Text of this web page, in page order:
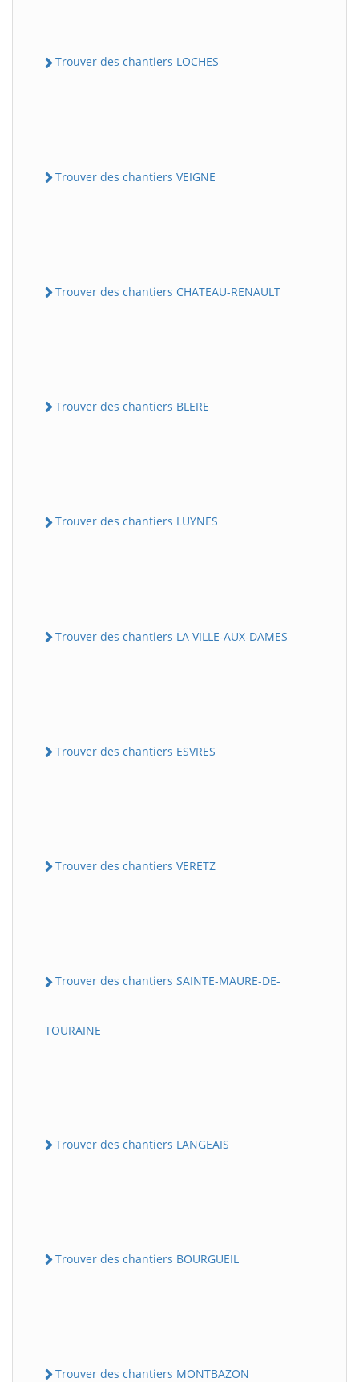
Trouver des chantiers LOCHES
Trouver des chantiers VEIGNE
Trouver des chantiers CHATEAU-RENAULT
Trouver des chantiers BLERE
Trouver des chantiers LUYNES
Trouver des chantiers LA VILLE-AUX-DAMES
Trouver des chantiers ESVRES
Trouver des chantiers VERETZ
Trouver des chantiers SAINTE-MAURE-DE-
TOURAINE
Trouver des chantiers LANGEAIS
Trouver des chantiers BOURGUEIL
Trouver des chantiers MONTBAZON